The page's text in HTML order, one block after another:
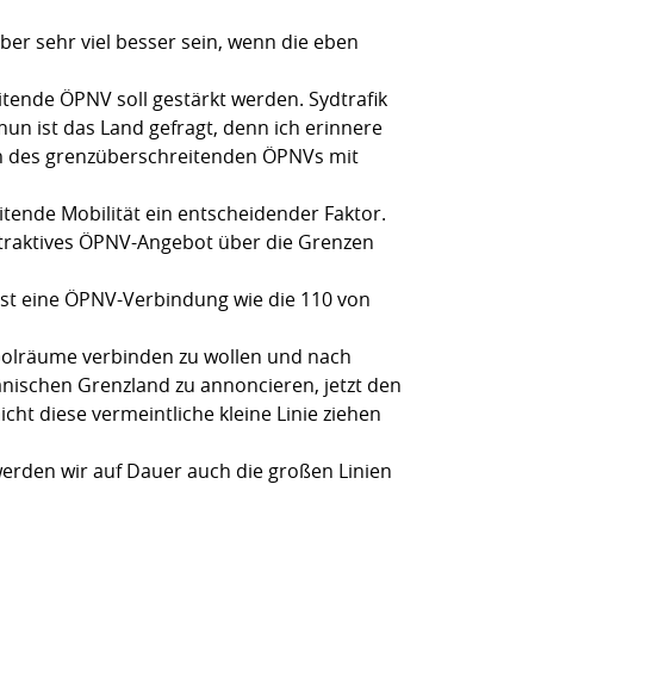
sehr viel besser sein, wenn die eben
ÖPNV soll gestärkt werden. Sydtrafik
ist das Land gefragt, denn ich erinnere
grenzüberschreitenden ÖPNVs mit
Mobilität ein entscheidender Faktor.
ÖPNV-Angebot über die Grenzen
eine ÖPNV-Verbindung wie die 110 von
verbinden zu wollen und nach
Grenzland zu annoncieren, jetzt den
diese vermeintliche kleine Linie ziehen
wir auf Dauer auch die großen Linien